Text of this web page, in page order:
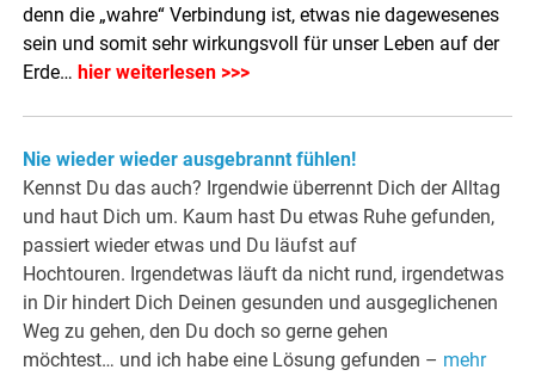
denn die „wahre“ Verbindung ist, etwas nie dagewesenes
sein und somit sehr wirkungsvoll für unser Leben auf der
Erde… hier weiterlesen >>>
Nie wieder wieder ausgebrannt fühlen!
Kennst Du das auch? Irgendwie überrennt Dich der Alltag
und haut Dich um. Kaum hast Du etwas Ruhe gefunden,
passiert wieder etwas und Du läufst auf
Hochtouren. Irgendetwas läuft da nicht rund, irgendetwas
in Dir hindert Dich Deinen gesunden und ausgeglichenen
Weg zu gehen, den Du doch so gerne gehen
möchtest… und ich habe eine Lösung gefunden – mehr